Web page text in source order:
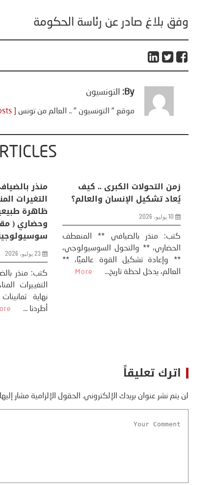
وفق بلاغ صادر عن رئاسة الحكومة
By: التونسيون
موقع " التونسيون " .. العالم من تونس [ View all posts ]
زمن
يُعاد تشكيل
10 يوليو، 2026
كتب: منذر
الحضاري، **
** وإعادة
العالم، يدخل
تحليل اخباري/ أمريكا وايران:
عودة الحرب .. و “هرمز” مربط
الفرس
8 يوليو، 2026
تحليل – منذر بالضيافي عاد الرئيس
الأمريكي دونالد ترامب إلى قصف
ايران، وذلك ردا على ما اعتبره الرئيس
اترك تعليقاً
لن يتم نشر عنوان بريدك الإلكتروني. الحقول الإلزامية مشار